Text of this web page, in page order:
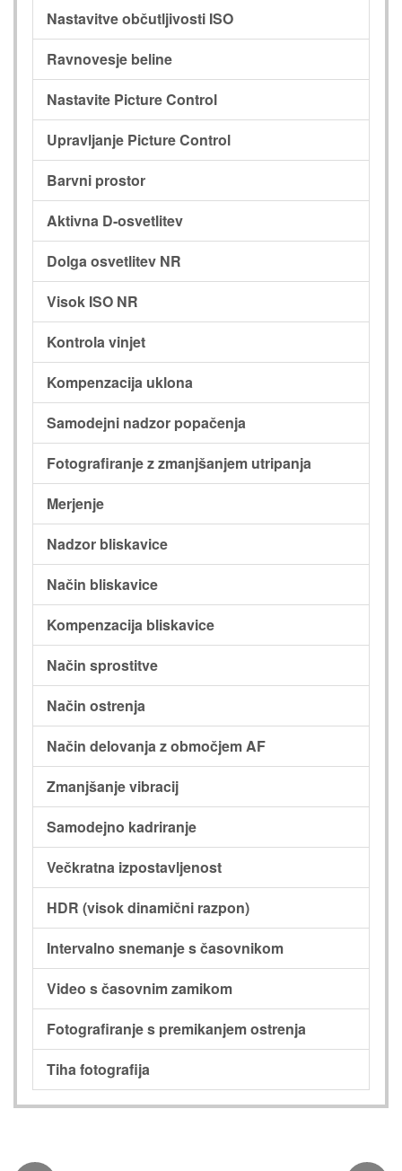
Nastavitve občutljivosti ISO
Ravnovesje beline
Nastavite Picture Control
Upravljanje Picture Control
Barvni prostor
Aktivna D-osvetlitev
Dolga osvetlitev NR
Visok ISO NR
Kontrola vinjet
Kompenzacija uklona
Samodejni nadzor popačenja
Fotografiranje z zmanjšanjem utripanja
Merjenje
Nadzor bliskavice
Način bliskavice
Kompenzacija bliskavice
Način sprostitve
Način ostrenja
Način delovanja z območjem AF
Zmanjšanje vibracij
Samodejno kadriranje
Večkratna izpostavljenost
HDR (visok dinamični razpon)
Intervalno snemanje s časovnikom
Video s časovnim zamikom
Fotografiranje s premikanjem ostrenja
Tiha fotografija